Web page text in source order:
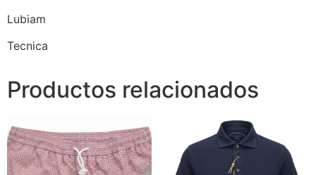
Lubiam
Tecnica
Productos relacionados